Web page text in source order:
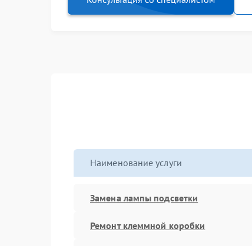
Наименование услуги
Замена лампы подсветки
Ремонт клеммной коробки